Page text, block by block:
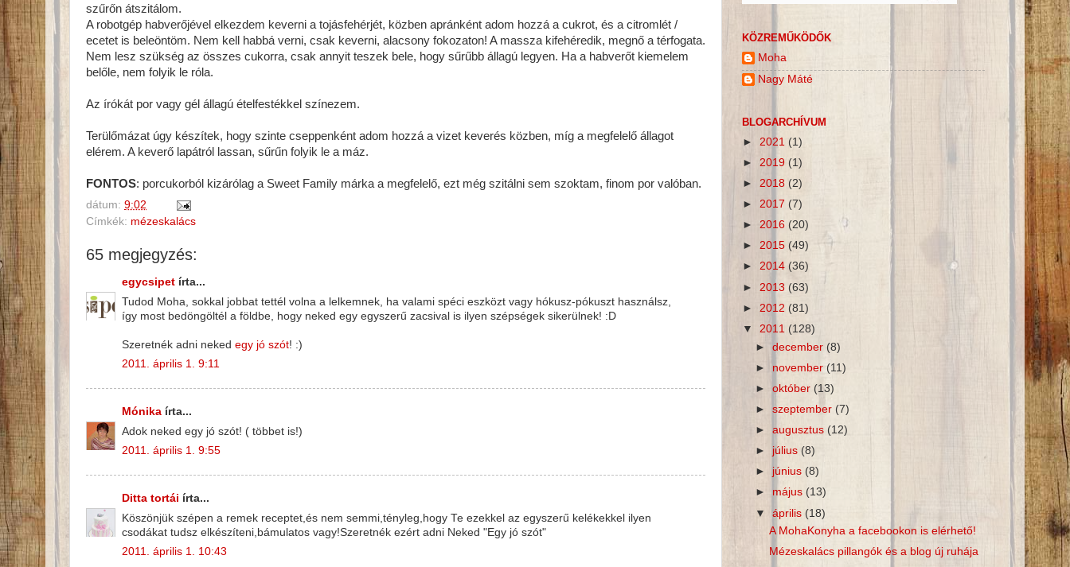
szűrőn átszitálom.
A robotgép habverőjével elkezdem keverni a tojásfehérjét, közben apránként adom hozzá a cukrot, és a citromlét /
ecetet is beleöntöm. Nem kell habbá verni, csak keverni, alacsony fokozaton! A massza kifehéredik, megnő a térfogata.
Nem lesz szükség az összes cukorra, csak annyit teszek bele, hogy sűrűbb állagú legyen. Ha a habverőt kiemelem
belőle, nem folyik le róla.
Az írókát por vagy gél állagú ételfestékkel színezem.
Terülőmázat úgy készítek, hogy szinte cseppenként adom hozzá a vizet keverés közben, míg a megfelelő állagot
elérem. A keverő lapátról lassan, sűrűn folyik le a máz.
FONTOS: porcukorból kizárólag a Sweet Family márka a megfelelő, ezt még szitálni sem szoktam, finom por valóban.
dátum: 9:02
Címkék: mézeskalács
65 megjegyzés:
egycsipet írta...
Tudod Moha, sokkal jobbat tettél volna a lelkemnek, ha valami spéci eszközt vagy hókusz-pókuszt használsz,
így most bedöngöltél a földbe, hogy neked egy egyszerű zacsival is ilyen szépségek sikerülnek! :D
Szeretnék adni neked egy jó szót! :)
2011. április 1. 9:11
Mónika írta...
Adok neked egy jó szót! ( többet is!)
2011. április 1. 9:55
Ditta tortái írta...
Köszönjük szépen a remek receptet,és nem semmi,tényleg,hogy Te ezekkel az egyszerű kelékekkel ilyen
csodákat tudsz elkészíteni,bámulatos vagy!Szeretnék ezért adni Neked "Egy jó szót"
2011. április 1. 10:43
KÖZREMŰKÖDŐK
Moha
Nagy Máté
BLOGARCHÍVUM
► 2021 (1)
► 2019 (1)
► 2018 (2)
► 2017 (7)
► 2016 (20)
► 2015 (49)
► 2014 (36)
► 2013 (63)
► 2012 (81)
▼ 2011 (128)
►december (8)
► november(11)
►október (13)
►szeptember (7)
►augusztus (12)
► július(8)
► június (8)
► május (13)
▼április (18)
A MohaKonyha a facebookon is elérhető!
Mézeskalács pillangók és a blog új ruhája